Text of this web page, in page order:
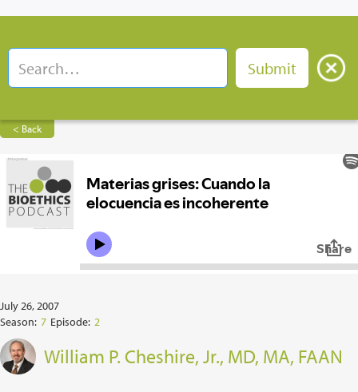
< Back
July 26, 2007
Season: 7 Episode: 2
William P. Cheshire, Jr., MD, MA, FAAN